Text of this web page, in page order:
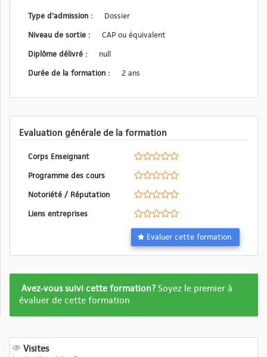
Type d'admission :
Dossier
Niveau de sortie :
CAP ou équivalent
Diplôme délivré :
null
Durée de la formation :
2 ans
Evaluation générale de la formation
Corps Enseignant
Programme des cours
Notoriété / Réputation
Liens entreprises
Evaluer cette formation.
Formation
pas
Avez-vous suivi cette formation?Soyez le premier à
évaluer de cette formation
Visites